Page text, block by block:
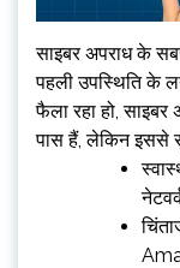
साइबर अपराध के
पहली उपस्थिति के
फैला रहा हो,
पास हैं, लेकिन इससे